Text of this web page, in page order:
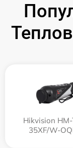
Hikvision
35XF/W-